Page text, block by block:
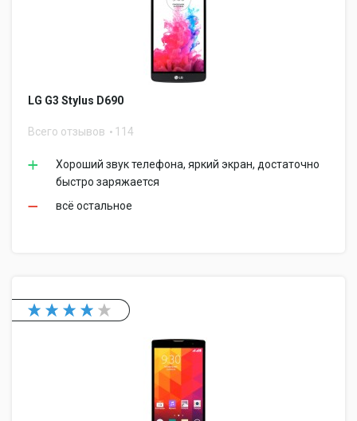
LG G3 Stylus D690
Всего отзывов 114
Хороший звук телефона, яркий экран, достаточно
быстро заряжается
всё остальное